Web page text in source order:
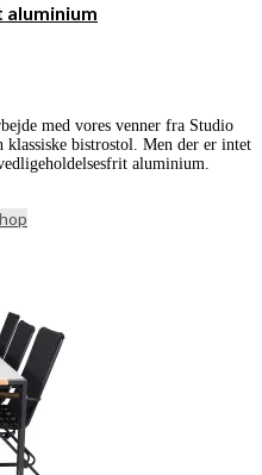
aluminium
med vores venner fra Studio
bistrostol. Men der er intet
aluminium.